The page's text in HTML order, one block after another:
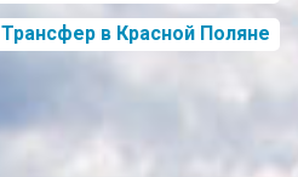
Трансфер в Красной Поляне